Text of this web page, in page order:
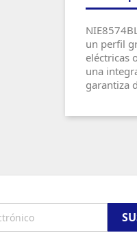
un perfil
eléctricas
una
garantiza